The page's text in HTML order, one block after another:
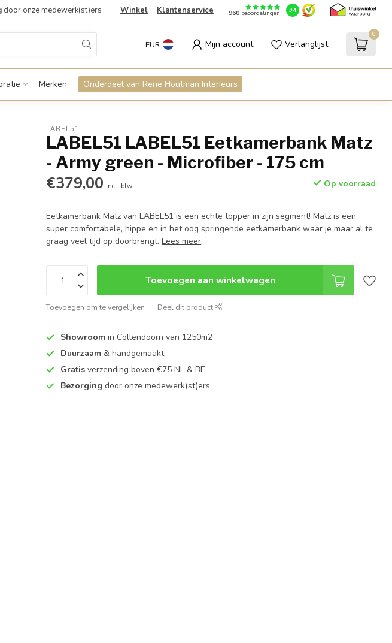
door onze medewerk(st)ers Winkel Klantenservice 960beoordelingen 9.4
EUR Mijn account Verlanglijst
0
Merken Onderdeel van Rene Houtman Interieurs
LABEL51
LABEL51 LABEL51 Eetkamerbank Matz
- Army green - Microfiber - 175 cm
€379,00 Incl. btw Op voorraad
Eetkamerbank Matz van LABEL51 is een echte topper in zijn segment! Matz is een
super comfortabele, hippe en in het oog springende eetkamerbank waar je maar al te
graag veel tijd op doorbrengt.Lees meer.
Toevoegen aan winkelwagen
Toevoegen om te vergelijken Deel dit product
Showroom in Collendoorn van 1250m2
Duurzaam & handgemaakt
Gratis verzending boven €75 NL & BE
Bezorging door onze medewerk(st)ers